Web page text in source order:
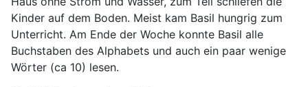
Kinder auf dem Boden. Meist kam Basil hungrig zum
Unterricht. Am Ende der Woche konnte Basil alle
Buchstaben des Alphabets und auch ein paar wenige
Wörter (ca 10) lesen.